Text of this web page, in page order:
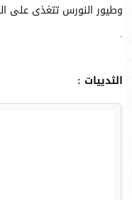
وطيور النورس تتغذى على
.
الثدييات :